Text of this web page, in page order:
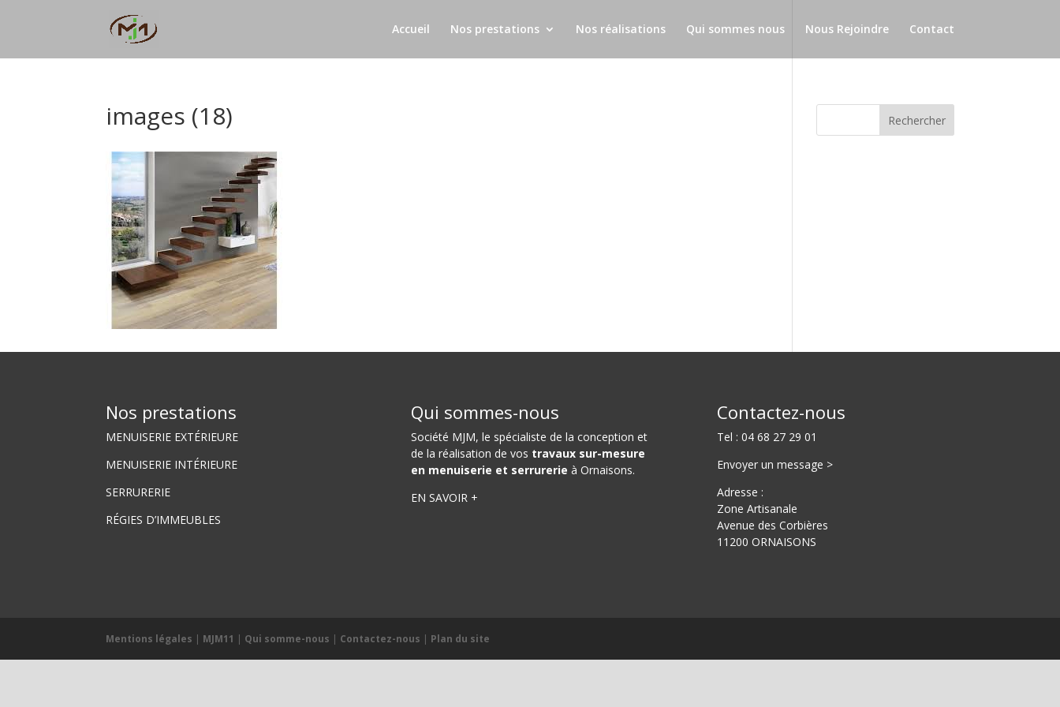
Accueil Nos prestations Nos réalisations Qui sommes nous Nous Rejoindre Contact
images (18)
Nos prestations
MENUISERIE EXTÉRIEURE
MENUISERIE INTÉRIEURE
SERRURERIE
RÉGIES D’IMMEUBLES
Qui sommes-nous
Société MJM, le spécialiste de la conception et
de la réalisation de vos travaux sur-mesure
en menuiserie et serrurerie à Ornaisons.
EN SAVOIR +
Contactez-nous
Tel : 04 68 27 29 01
Envoyer un message >
Adresse :
Zone Artisanale
Avenue des Corbières
11200 ORNAISONS
Mentions légales | MJM11 | Qui somme-nous | Contactez-nous | Plan du site